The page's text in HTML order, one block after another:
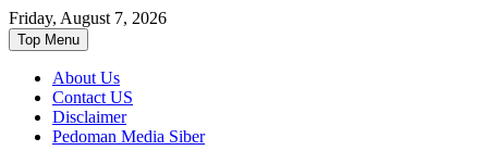
Friday, August 7, 2026
Top Menu
About Us
Contact US
Disclaimer
Pedoman Media Siber